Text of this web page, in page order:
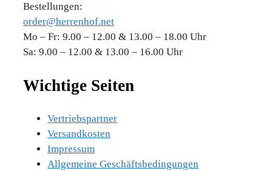
Bestellungen:
order@herrenhof.net
Mo – Fr: 9.00 – 12.00 & 13.00 – 18.00 Uhr
Sa: 9.00 – 12.00 & 13.00 – 16.00 Uhr
Wichtige Seiten
Vertriebspartner
Versandkosten
Impressum
Allgemeine Geschäftsbedingungen